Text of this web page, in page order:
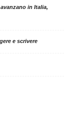
in Italia,
e scrivere